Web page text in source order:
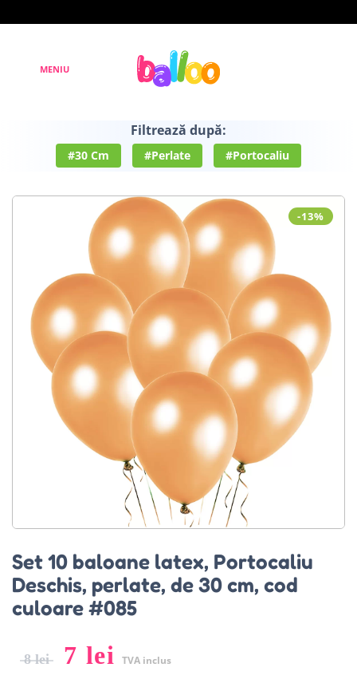
Filtrează după:
#30 Cm #Perlate #Portocaliu
-13%
Set 10 baloane latex, Portocaliu
Deschis, perlate, de 30 cm, cod
culoare #085
8lei 7 lei TVA inclus